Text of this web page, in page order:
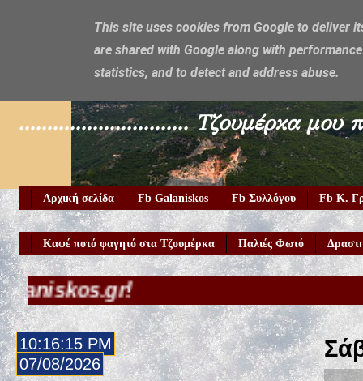
Galaniskos
.............................. Τζουμέρκα μου
Αρχική σελίδα Fb Galaniskos Fb Συλλόγου Fb Κ.
Καφέ ποτό φαγητό στα Τζουμέρκα Παλιές Φωτό
10:16:17 PM
07/08/2026
This site uses cookies from Google to deliver
are shared with Google along with
statistics, and to detect and address abuse.